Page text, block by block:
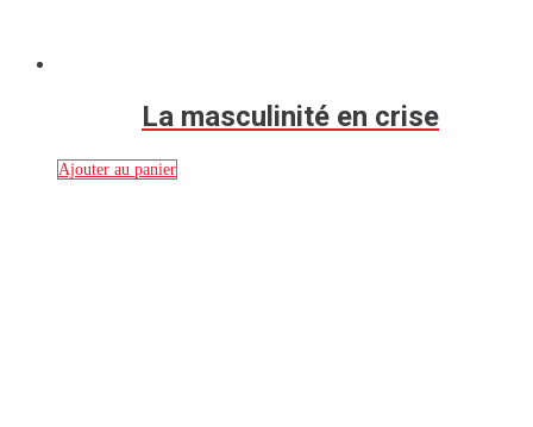
La masculinité en crise
Ajouter au panier